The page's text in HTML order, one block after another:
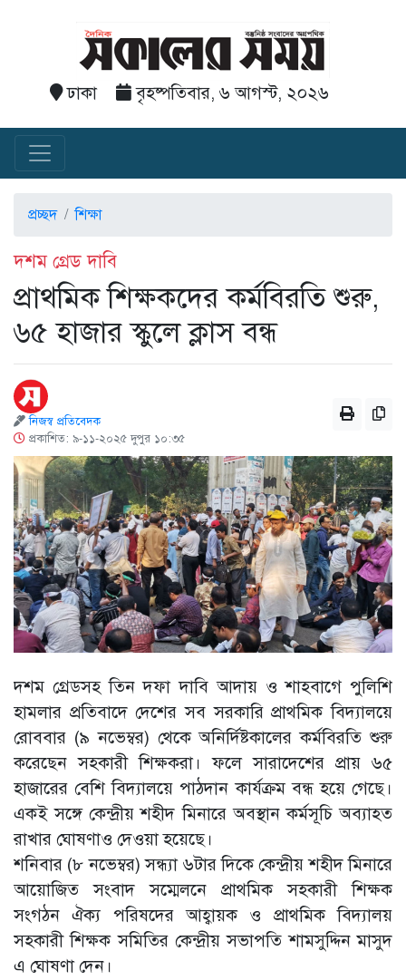
ঢাকা বৃহষ্পতিবার, ৬ আগস্ট, ২০২৬
প্রচ্ছদ শিক্ষা
দশম গ্রেড দাবি
প্রাথমিক শিক্ষকদের কর্মবিরতি শুরু,
৬৫ হাজার স্কুলে ক্লাস বন্ধ
নিজস্ব প্রতিবেদক
প্রকাশিত: ৯-১১-২০২৫ দুপুর ১০:৩৫
দশম গ্রেডসহ তিন দফা দাবি আদায় ও শাহবাগে পুলিশি
হামলার প্রতিবাদে দেশের সব সরকারি প্রাথমিক বিদ্যালয়ে
রোববার (৯ নভেম্বর) থেকে অনির্দিষ্টকালের কর্মবিরতি শুরু
করেছেন সহকারী শিক্ষকরা। ফলে সারাদেশের প্রায় ৬৫
হাজারের বেশি বিদ্যালয়ে পাঠদান কার্যক্রম বন্ধ হয়ে গেছে।
একই সঙ্গে কেন্দ্রীয় শহীদ মিনারে অবস্থান কর্মসূচি অব্যাহত
রাখার ঘোষণাও দেওয়া হয়েছে।
শনিবার (৮ নভেম্বর) সন্ধ্যা ৬টার দিকে কেন্দ্রীয় শহীদ মিনারে
আয়োজিত সংবাদ সম্মেলনে প্রাথমিক সহকারী শিক্ষক
সংগঠন ঐক্য পরিষদের আহ্বায়ক ও প্রাথমিক বিদ্যালয়
সহকারী শিক্ষক সমিতির কেন্দ্রীয় সভাপতি শামসুদ্দিন মাসুদ
এ ঘোষণা দেন।